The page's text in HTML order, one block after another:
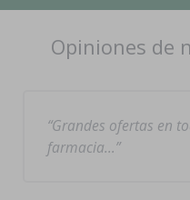
Opiniones de
Grandes ofertas en
farmacia…